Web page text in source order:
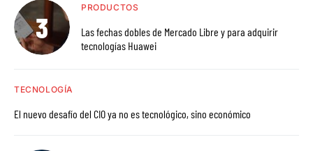
PRODUCTOS
Las fechas dobles de Mercado Libre y para adquirir
tecnologías Huawei
TECNOLOGÍA
El nuevo desafío del CIO ya no es tecnológico, sino económico